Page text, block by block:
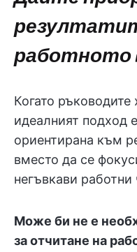
работното
Когато
идеалният подход
ориентирана към
вместо да се
негъвкави работни
Може би не е
за отчитане на